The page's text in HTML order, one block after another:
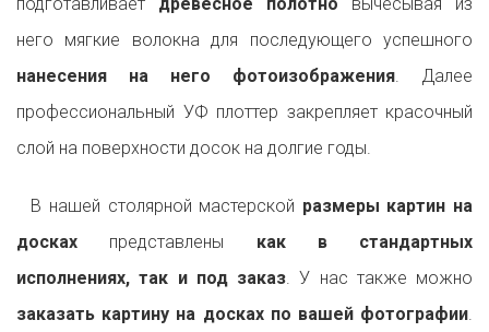
него мягкие волокна для последующего успешного
нанесения на него фотоизображения. Далее
профессиональный УФ плоттер закрепляет красочный
слой на поверхности досок на долгие годы.
В нашей столярной мастерской размеры картин на
досках представлены как в стандартных
исполнениях, так и под заказ. У нас также можно
заказать картину на досках по вашей фотографии.